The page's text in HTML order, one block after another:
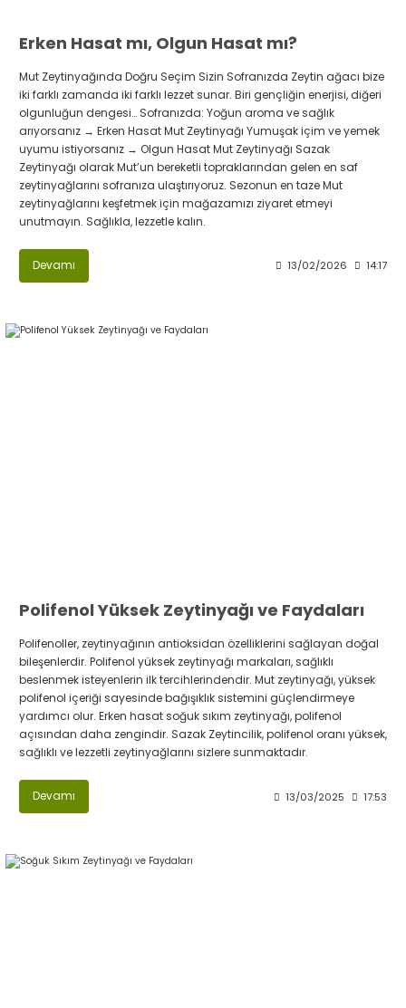
Erken Hasat mı, Olgun Hasat mı?
Mut Zeytinyağında Doğru Seçim Sizin Sofranızda Zeytin ağacı bize
iki farklı zamanda iki farklı lezzet sunar. Biri gençliğin enerjisi, diğeri
olgunluğun dengesi… Sofranızda: Yoğun aroma ve sağlık
arıyorsanız → Erken Hasat Mut Zeytinyağı Yumuşak içim ve yemek
uyumu istiyorsanız → Olgun Hasat Mut Zeytinyağı Sazak
Zeytinyağı olarak Mut’un bereketli topraklarından gelen en saf
zeytinyağlarını sofranıza ulaştırıyoruz. Sezonun en taze Mut
zeytinyağlarını keşfetmek için mağazamızı ziyaret etmeyi
unutmayın. Sağlıkla, lezzetle kalın.
Devamı 13/02/2026 14:17
Polifenol Yüksek Zeytinyağı ve Faydaları
Polifenoller, zeytinyağının antioksidan özelliklerini sağlayan doğal
bileşenlerdir. Polifenol yüksek zeytinyağı markaları, sağlıklı
beslenmek isteyenlerin ilk tercihlerindendir. Mut zeytinyağı, yüksek
polifenol içeriği sayesinde bağışıklık sistemini güçlendirmeye
yardımcı olur. Erken hasat soğuk sıkım zeytinyağı, polifenol
açısından daha zengindir. Sazak Zeytincilik, polifenol oranı yüksek,
sağlıklı ve lezzetli zeytinyağlarını sizlere sunmaktadır.
Devamı 13/03/2025 17:53